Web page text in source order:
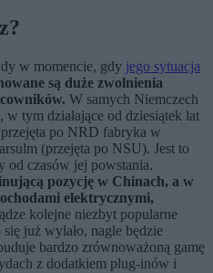
w momencie, gdy jego sytuacja
są duże zwolnienia
W samych Niemczech
tym działające od dziesiątek lat
po NRD fabryka w
(przejęta po NSU). Jest to
od czasów jej powstania.
pozycję w Chinach, a w
elektrycznymi,
kolejne niezbyt popularne
już wylało, nagle będzie
bardzo zrównoważoną gamę
z dodatkiem plug-inów i